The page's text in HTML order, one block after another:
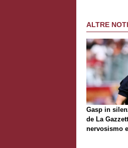
ALTRE
Gasp in
de La
nervosismo